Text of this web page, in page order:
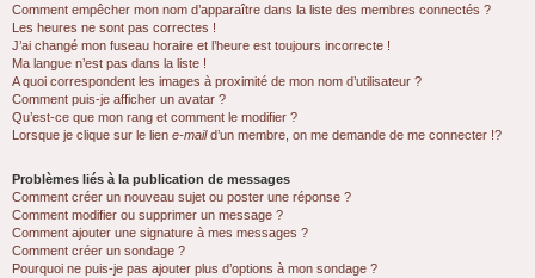
Comment empêcher mon nom d’apparaître dans la liste des membres connectés ?
Les heures ne sont pas correctes !
J’ai changé mon fuseau horaire et l’heure est toujours incorrecte !
Ma langue n’est pas dans la liste !
A quoi correspondent les images à proximité de mon nom d’utilisateur ?
Comment puis-je afficher un avatar ?
Qu’est-ce que mon rang et comment le modifier ?
Lorsque je clique sur le lien e-maild’un membre, on me demande de me connecter !?
Problèmes liés à la publication de messages
Comment créer un nouveau sujet ou poster une réponse ?
Comment modifier ou supprimer un message ?
Comment ajouter une signature à mes messages ?
Comment créer un sondage ?
Pourquoi ne puis-je pas ajouter plus d’options à mon sondage ?